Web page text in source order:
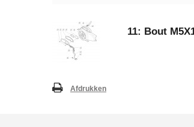
11: Bout
Afdrukken